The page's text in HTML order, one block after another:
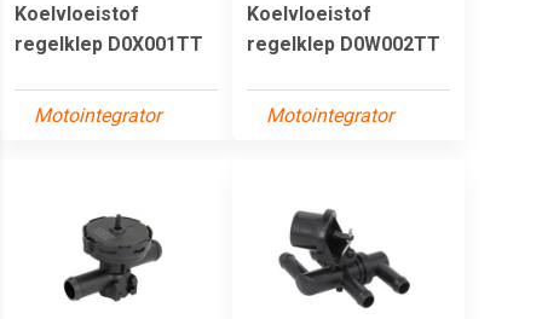
Koelvloeistof
regelklep D0X001TT
Motointegrator
Koelvloeistof
regelklep D0W002TT
Motointegrator